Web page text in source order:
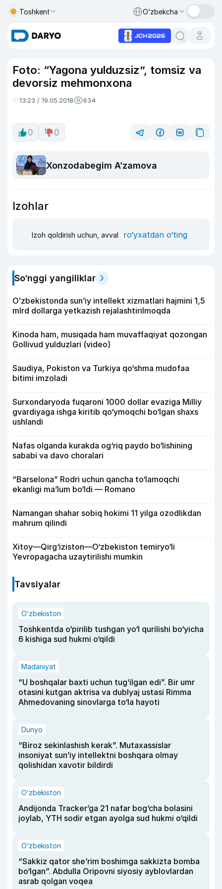
Toshkent O‘zbekcha
Foto: “Yagona yulduzsiz”, tomsiz va
devorsiz mehmonxona
13:23 / 19.05.2018 634
0 0
Xonzodabegim A’zamova
Izohlar
Izoh qoldirish uchun, avval ro‘yxatdan o‘ting
So‘nggi yangiliklar
Oʻzbekistonda sunʼiy intellekt xizmatlari hajmini 1,5
mlrd dollarga yetkazish rejalashtirilmoqda
Kinoda ham, musiqada ham muvaffaqiyat qozongan
Gollivud yulduzlari (video)
Saudiya, Pokiston va Turkiya qo‘shma mudofaa
bitimi imzoladi
Surxondaryoda fuqaroni 1000 dollar evaziga Milliy
gvardiyaga ishga kiritib qo‘ymoqchi bo‘lgan shaxs
ushlandi
Nafas olganda kurakda og‘riq paydo bo‘lishining
sababi va davo choralari
“Barselona” Rodri uchun qancha to‘lamoqchi
ekanligi ma’lum bo‘ldi — Romano
Namangan shahar sobiq hokimi 11 yilga ozodlikdan
mahrum qilindi
Xitoy—Qirg‘iziston—O‘zbekiston temiryo‘li
Yevropagacha uzaytirilishi mumkin
Tavsiyalar
O‘zbekiston
Toshkentda o‘pirilib tushgan yo‘l qurilishi bo‘yicha
6 kishiga sud hukmi o‘qildi
Madaniyat
“U boshqalar baxti uchun tug‘ilgan edi”. Bir umr
otasini kutgan aktrisa va dublyaj ustasi Rimma
Ahmedovaning sinovlarga to‘la hayoti
Dunyo
“Biroz sekinlashish kerak”. Mutaxassislar
insoniyat sun’iy intellektni boshqara olmay
qolishidan xavotir bildirdi
O‘zbekiston
Andijonda Tracker’ga 21 nafar bog‘cha bolasini
joylab, YTH sodir etgan ayolga sud hukmi o‘qildi
O‘zbekiston
“Sakkiz qator she’rim boshimga sakkizta bomba
bo‘lgan”. Abdulla Oripovni siyosiy ayblovlardan
asrab qolgan voqea